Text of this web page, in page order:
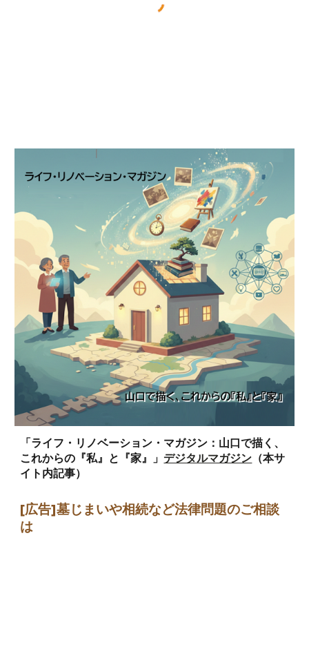
「ライフ・リノベーション・マガジン：山口で描く、
これからの『私』と『家』」 デジタルマガジン （本サ
イト内記事）
[広告]墓じまいや相続など法律問題のご相談
は